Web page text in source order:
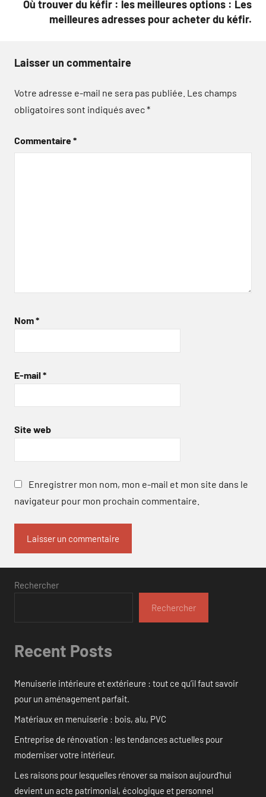
Où trouver du kéfir : les meilleures options : Les
meilleures adresses pour acheter du kéfir.
Laisser un commentaire
Votre adresse e-mail ne sera pas publiée. Les champs
obligatoires sont indiqués avec*
Commentaire*
Nom*
E-mail *
Site web
Enregistrer mon nom, mon e-mail et mon site dans le
navigateur pour mon prochain commentaire.
Rechercher
Rechercher
Recent Posts
Menuiserie intérieure et extérieure : tout ce qu’il faut savoir
pour un aménagement parfait.
Matériaux en menuiserie : bois, alu, PVC
Entreprise de rénovation : les tendances actuelles pour
moderniser votre intérieur.
Les raisons pour lesquelles rénover sa maison aujourd’hui
devient un acte patrimonial, écologique et personnel